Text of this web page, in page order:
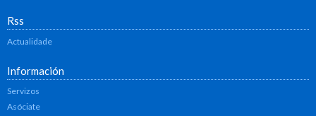
Rss
Actualidade
Información
Servizos
Asóciate